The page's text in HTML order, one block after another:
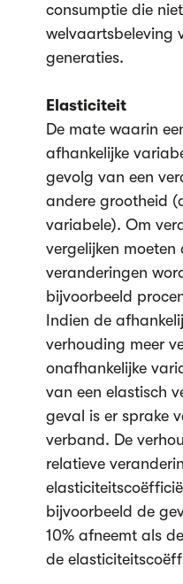
consumptie die
welvaartsbeleving
generaties.
Elasticiteit
De mate waarin
afhankelijke
gevolg van een
andere grootheid
variabele). Om
vergelijken
veranderingen
bijvoorbeeld
Indien de
verhouding meer
onafhankelijke
van een elastisch
geval is er sprake
verband. De
relatieve
bijvoorbeeld de
10% afneemt als
de